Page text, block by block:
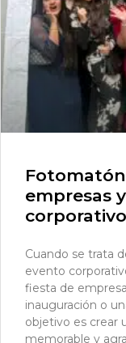
empresas
Cuando se trata
evento
fiesta de
inauguración o
objetivo es crear
memorable y